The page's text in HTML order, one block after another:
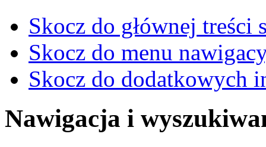
Skocz do głównej treści
Skocz do menu
Skocz do dodatkowych
Nawigacja i